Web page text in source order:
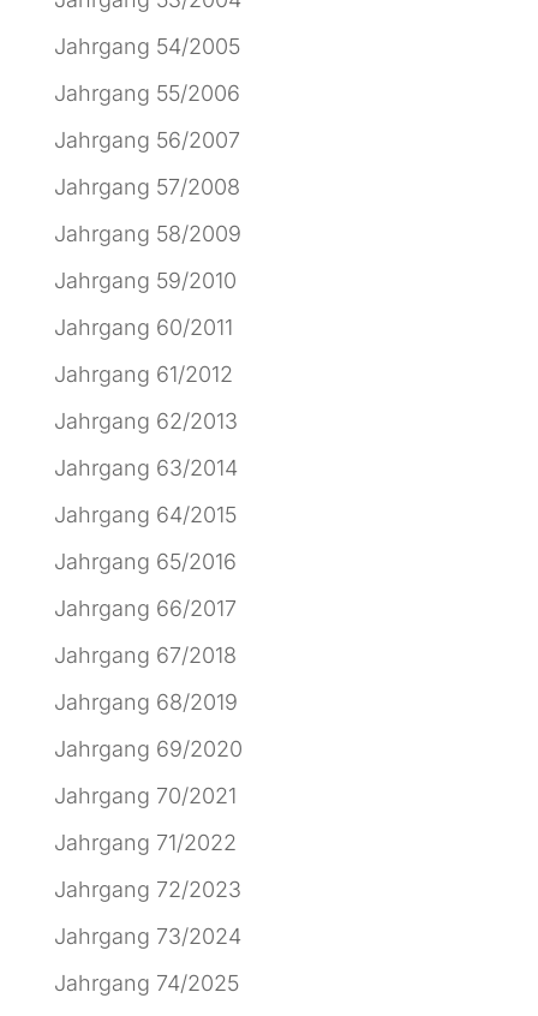
Jahrgang 54/2005
Jahrgang 55/2006
Jahrgang 56/2007
Jahrgang 57/2008
Jahrgang 58/2009
Jahrgang 59/2010
Jahrgang 60/2011
Jahrgang 61/2012
Jahrgang 62/2013
Jahrgang 63/2014
Jahrgang 64/2015
Jahrgang 65/2016
Jahrgang 66/2017
Jahrgang 67/2018
Jahrgang 68/2019
Jahrgang 69/2020
Jahrgang 70/2021
Jahrgang 71/2022
Jahrgang 72/2023
Jahrgang 73/2024
Jahrgang 74/2025